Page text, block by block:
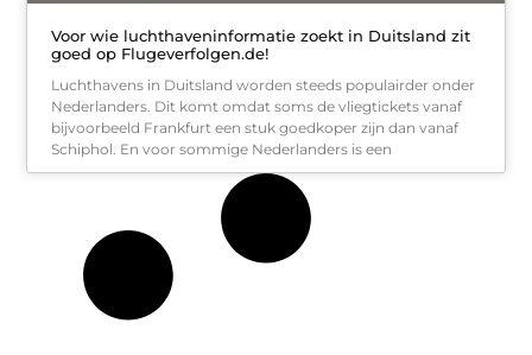
Voor wie luchthaveninformatie zoekt in Duitsland zit
goed op Flugeverfolgen.de!
Luchthavens in Duitsland worden steeds populairder onder
Nederlanders. Dit komt omdat soms de vliegtickets vanaf
bijvoorbeeld Frankfurt een stuk goedkoper zijn dan vanaf
Schiphol. En voor sommige Nederlanders is een